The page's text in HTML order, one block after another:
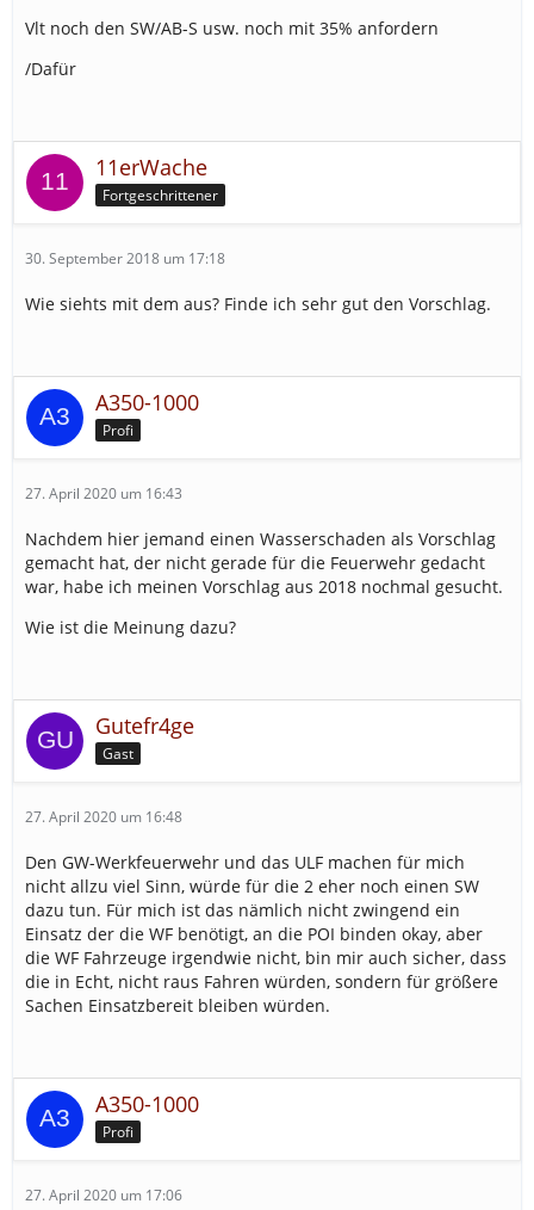
Vlt noch den SW/AB-S usw. noch mit 35% anfordern
/Dafür
11erWache
Fortgeschrittener
30. September 2018 um 17:18
Wie siehts mit dem aus? Finde ich sehr gut den Vorschlag.
A350-1000
Profi
27. April 2020 um 16:43
Nachdem hier jemand einen Wasserschaden als Vorschlag
gemacht hat, der nicht gerade für die Feuerwehr gedacht
war, habe ich meinen Vorschlag aus 2018 nochmal gesucht.
Wie ist die Meinung dazu?
Gutefr4ge
Gast
27. April 2020 um 16:48
Den GW-Werkfeuerwehr und das ULF machen für mich
nicht allzu viel Sinn, würde für die 2 eher noch einen SW
dazu tun. Für mich ist das nämlich nicht zwingend ein
Einsatz der die WF benötigt, an die POI binden okay, aber
die WF Fahrzeuge irgendwie nicht, bin mir auch sicher, dass
die in Echt, nicht raus Fahren würden, sondern für größere
Sachen Einsatzbereit bleiben würden.
A350-1000
Profi
27. April 2020 um 17:06